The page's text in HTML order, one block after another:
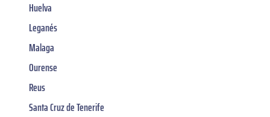
Huelva
Leganés
Malaga
Ourense
Reus
Santa Cruz de Tenerife